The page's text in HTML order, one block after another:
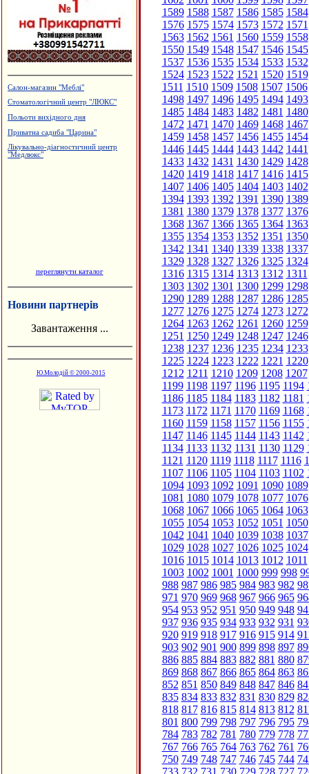
Салон-магазин "Меблі"
Стоматологічний центр "ЛЮКС"
Польоти вихідного дня
Приватна садиба "Царина"
Лікувально-діагностичний центр
"Медлюкс"
переглянути каталог
Новини партнерів
Завантаження ...
Ю.Молодій © 2000-2015
1589 1588 1587 1586 1585 1584
1576 1575 1574 1573 1572 1571
1563 1562 1561 1560 1559 1558
1550 1549 1548 1547 1546 1545
1537 1536 1535 1534 1533 1532
1524 1523 1522 1521 1520 1519
1511 1510 1509 1508 1507 1506
1498 1497 1496 1495 1494 1493
1485 1484 1483 1482 1481 1480
1472 1471 1470 1469 1468 1467
1459 1458 1457 1456 1455 1454
1446 1445 1444 1443 1442 1441
1433 1432 1431 1430 1429 1428
1420 1419 1418 1417 1416 1415
1407 1406 1405 1404 1403 1402
1394 1393 1392 1391 1390 1389
1381 1380 1379 1378 1377 1376
1368 1367 1366 1365 1364 1363
1355 1354 1353 1352 1351 1350
1342 1341 1340 1339 1338 1337
1329 1328 1327 1326 1325 1324
1316 1315 1314 1313 1312 1311
1303 1302 1301 1300 1299 1298
1290 1289 1288 1287 1286 1285
1277 1276 1275 1274 1273 1272
1264 1263 1262 1261 1260 1259
1251 1250 1249 1248 1247 1246
1238 1237 1236 1235 1234 1233
1225 1224 1223 1222 1221 1220
1212 1211 1210 1209 1208 1207
1199 1198 1197 1196 1195 1194
1186 1185 1184 1183 1182 1181
1173 1172 1171 1170 1169 1168
1160 1159 1158 1157 1156 1155
1147 1146 1145 1144 1143 1142
1134 1133 1132 1131 1130 1129
1121 1120 1119 1118 1117 1116
1107 1106 1105 1104 1103 1102
1094 1093 1092 1091 1090 1089
1081 1080 1079 1078 1077 1076
1068 1067 1066 1065 1064 1063
1055 1054 1053 1052 1051 1050
1042 1041 1040 1039 1038 1037
1029 1028 1027 1026 1025 1024
1016 1015 1014 1013 1012 1011
1003 1002 1001 1000 999 998
988 987 986 985 984 983 982
971 970 969 968 967 966 965
954 953 952 951 950 949 948
937 936 935 934 933 932 931
920 919 918 917 916 915 914
903 902 901 900 899 898 897
886 885 884 883 882 881 880
869 868 867 866 865 864 863
852 851 850 849 848 847 846
835 834 833 832 831 830 829
818 817 816 815 814 813 812
801 800 799 798 797 796 795
784 783 782 781 780 779 778
767 766 765 764 763 762 761
750 749 748 747 746 745 744
733 732 731 730 729 728 727